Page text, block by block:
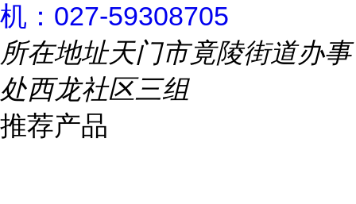
机：027-59308705
所在地址天门市竟陵街道办事
处西龙社区三组
推荐产品